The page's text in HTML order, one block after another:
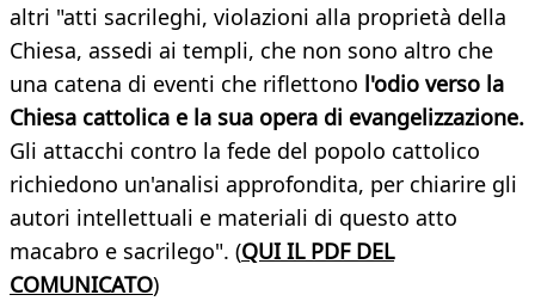
altri "atti sacrileghi, violazioni alla proprietà della
Chiesa, assedi ai templi, che non sono altro che
una catena di eventi che riflettono l'odio verso la
Chiesa cattolica e la sua opera di evangelizzazione.
Gli attacchi contro la fede del popolo cattolico
richiedono un'analisi approfondita, per chiarire gli
autori intellettuali e materiali di questo atto
macabro e sacrilego". (QUI IL PDF DEL
COMUNICATO)